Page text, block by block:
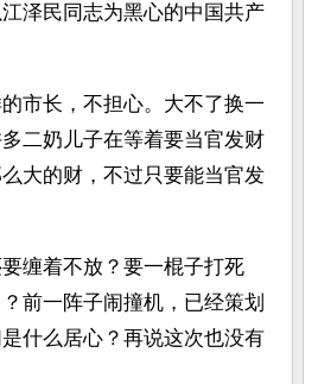
泽民同志为黑心的中国共产
市长，不担心。大不了换一
二奶儿子在等着要当官发财
大的财，不过只要能当官发
缠着不放？要一棍子打死
前一阵子闹撞机，已经策划
什么居心？再说这次也没有